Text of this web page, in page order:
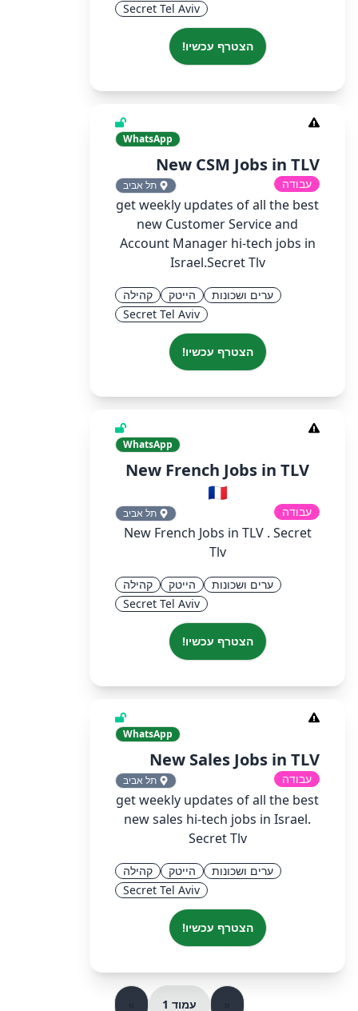
Secret Tel Aviv
הצטרף עכשיו!
WhatsApp
New CSM Jobs in TLV
עבודה תל אביב
get weekly updates of all the best
new Customer Service and
Account Manager hi-tech jobs in
Israel.Secret Tlv
ערים ושכונות הייטק
קהילה
Secret Tel Aviv
הצטרף עכשיו!
WhatsApp
New French Jobs in TLV
🇫🇷
עבודה תל אביב
New French Jobs in TLV . Secret
Tlv
ערים ושכונות הייטק
קהילה
Secret Tel Aviv
הצטרף עכשיו!
WhatsApp
New Sales Jobs in TLV
עבודה תל אביב
get weekly updates of all the best
new sales hi-tech jobs in Israel.
Secret Tlv
ערים ושכונות הייטק
קהילה
Secret Tel Aviv
הצטרף עכשיו!
עמוד 1